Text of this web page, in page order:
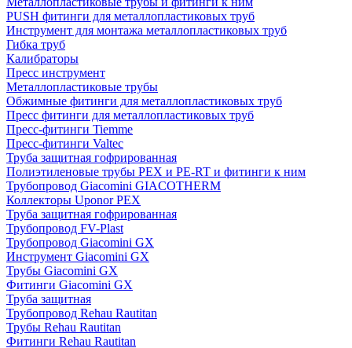
PUSH фитинги для металлопластиковых труб
Инструмент для монтажа металлопластиковых труб
Гибка труб
Калибраторы
Пресс инструмент
Металлопластиковые трубы
Обжимные фитинги для металлопластиковых труб
Пресс фитинги для металлопластиковых труб
Пресс-фитинги Tiemme
Пресс-фитинги Valtec
Труба защитная гофрированная
Полиэтиленовые трубы PEX и PE-RT и фитинги к ним
Трубопровод Giacomini GIACOTHERM
Коллекторы Uponor PEX
Труба защитная гофрированная
Трубопровод FV-Plast
Трубопровод Giacomini GX
Инструмент Giacomini GX
Трубы Giacomini GX
Фитинги Giacomini GX
Труба защитная
Трубопровод Rehau Rautitan
Трубы Rehau Rautitan
Фитинги Rehau Rautitan